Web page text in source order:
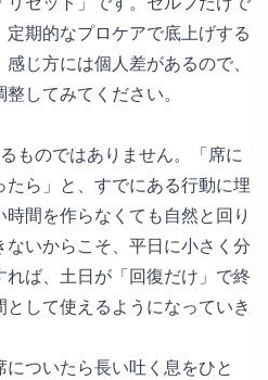
期的なプロケアで底上げする
じ方には個人差があるので、
してみてください。
ものではありません。「席に
ら」と、すでにある行動に埋
間を作らなくても自然と回り
いからこそ、平日に小さく分
ば、土日が「回復だけ」で終
して使えるようになっていき
ついたら長い吐く息をひと